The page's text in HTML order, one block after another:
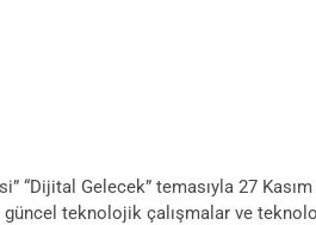
“Dijital Gelecek” temasıyla 27
güncel teknolojik çalışmalar ve